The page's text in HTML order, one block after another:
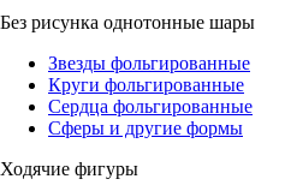
Без рисунка однотонные шары
Звезды фольгированные
Круги фольгированные
Сердца фольгированные
Сферы и другие формы
Ходячие фигуры